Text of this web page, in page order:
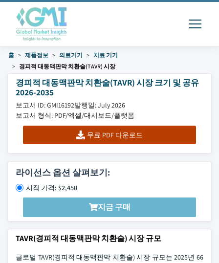
홈 제품정보 의료기기
치료 기기
경피적 대동맥판막 치환술(TAVR) 시장
경피적 대동맥판막 치환술(TAVR) 시장 크기 및 공유
2026-2035
보고서 ID: GMI16192발행일: July 2026
보고서 형식: PDF/엑셀/대시보드/플랫폼
무료 PDF 다운로드
라이선스 옵션 살펴보기:
시작 가격: $2,450
지금 구매
TAVR(경피적 대동맥판막 치환술) 시장 규모
글로벌 TAVR(경피적 대동맥판막 치환술) 시장 규모는 2025년 66